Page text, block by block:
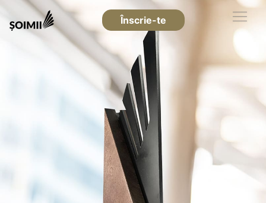
Înscrie-te